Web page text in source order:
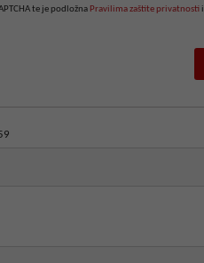
te je podložna Pravilima zaštite privatnostii